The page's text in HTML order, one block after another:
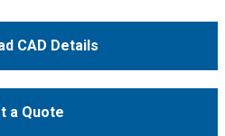
CAD Details
a Quote